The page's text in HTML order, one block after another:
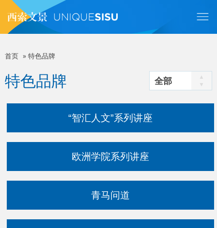
主
内
面
包
首页 » 特色品牌
特色品牌 全部
“智汇人文”系列讲座
欧洲学院系列讲座
青马问道